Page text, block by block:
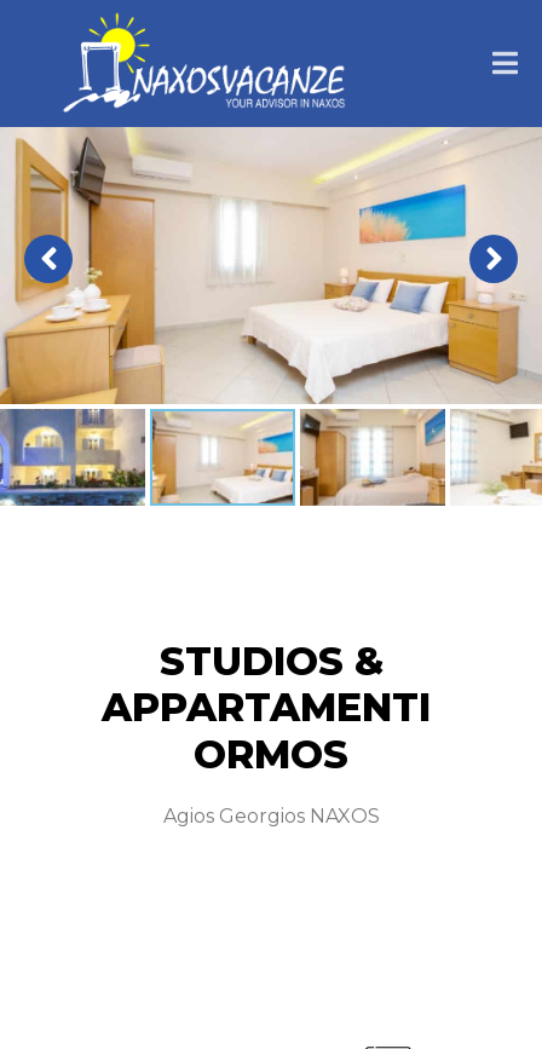
STUDIOS &
APPARTAMENTI ​
ORMOS​
Agios Georgios NAXOS​